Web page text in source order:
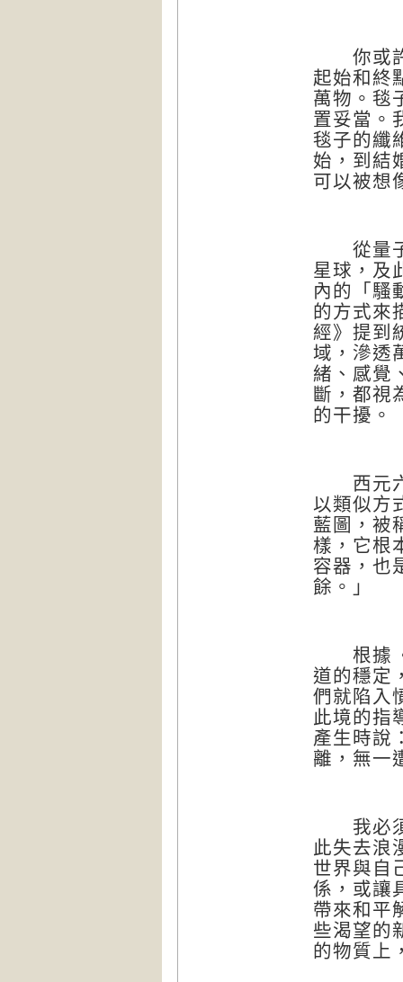
你或許
起始和終
萬物。毯
置妥當。
毯子的纖
始，到結
可以被想
從量子
星球，及
內的「騷
的方式來
經》提到
域，滲透
緒、感覺
斷，都視
的干擾。
西元六
以類似方
藍圖，被
樣，它根
容器，也
餘。」
根據《
道的穩定
們就陷入
此境的指
產生時說
離，無一
我必須
此失去浪
世界與自
係，或讓
帶來和平
些渴望的
的物質上